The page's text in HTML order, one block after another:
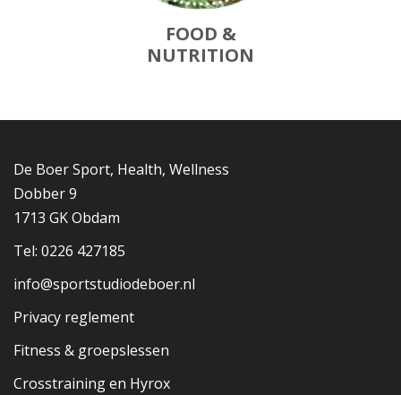
FOOD &
NUTRITION
De Boer Sport, Health, Wellness
Dobber 9
1713 GK Obdam
Tel: 0226 427185
info@sportstudiodeboer.nl
Privacy reglement
Fitness & groepslessen
Crosstraining en Hyrox